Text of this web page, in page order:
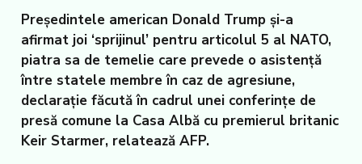
Președintele american Donald Trump și-a
afirmat joi ‘sprijinul’ pentru articolul 5 al NATO,
piatra sa de temelie care prevede o asistență
între statele membre în caz de agresiune,
declarație făcută în cadrul unei conferințe de
presă comune la Casa Albă cu premierul britanic
Keir Starmer, relatează AFP.